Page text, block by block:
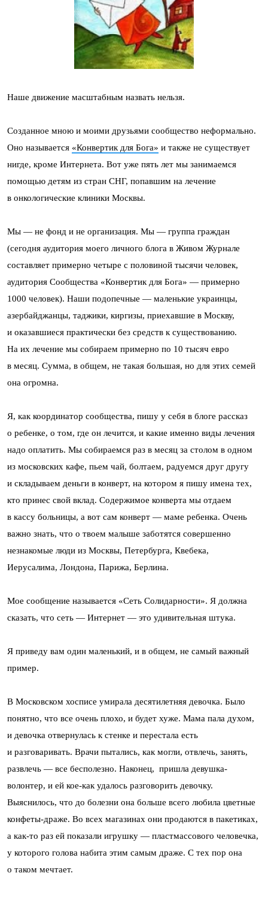
Наше движение масштабным назвать нельзя.
Созданное мною и моими друзьями сообщество неформально.
Оно называется «Конвертик для Бога» и также не существует
нигде, кроме Интернета. Вот уже пять лет мы занимаемся
помощью детям из стран СНГ, попавшим на лечение
в онкологические клиники Москвы.
Мы — не фонд и не организация. Мы — группа граждан
(сегодня аудитория моего личного блога в Живом Журнале
составляет примерно четыре с половиной тысячи человек,
аудитория Сообщества «Конвертик для Бога» — примерно
1000 человек). Наши подопечные — маленькие украинцы,
азербайджанцы, таджики, киргизы, приехавшие в Москву,
и оказавшиеся практически без средств к существованию.
На их лечение мы собираем примерно по 10 тысяч евро
в месяц. Сумма, в общем, не такая большая, но для этих семей
она огромна.
Я, как координатор сообщества, пишу у себя в блоге рассказ
о ребенке, о том, где он лечится, и какие именно виды лечения
надо оплатить. Мы собираемся раз в месяц за столом в одном
из московских кафе, пьем чай, болтаем, радуемся друг другу
и складываем деньги в конверт, на котором я пишу имена тех,
кто принес свой вклад. Содержимое конверта мы отдаем
в кассу больницы, а вот сам конверт — маме ребенка. Очень
важно знать, что о твоем малыше заботятся совершенно
незнакомые люди из Москвы, Петербурга, Квебека,
Иерусалима, Лондона, Парижа, Берлина.
Мое сообщение называется «Сеть Солидарности». Я должна
сказать, что сеть — Интернет — это удивительная штука.
Я приведу вам один маленький, и в общем, не самый важный
пример.
В Московском хосписе умирала десятилетняя девочка. Было
понятно, что все очень плохо, и будет хуже. Мама пала духом,
и девочка отвернулась к стенке и перестала есть
и разговаривать. Врачи пытались, как могли, отвлечь, занять,
развлечь — все бесполезно. Наконец, пришла девушка-
волонтер, и ей кое-как удалось разговорить девочку.
Выяснилось, что до болезни она больше всего любила цветные
конфеты-драже. Во всех магазинах они продаются в пакетиках,
а как-то раз ей показали игрушку — пластмассового человечка,
у которого голова набита этим самым драже. С тех пор она
о таком мечтает.